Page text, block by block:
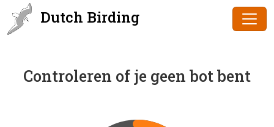
Dutch Birding
Controleren of je geen bot bent